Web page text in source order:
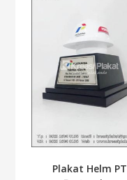
Plakat Helm PT